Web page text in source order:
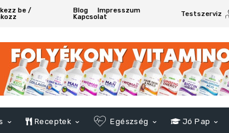
be /
Blog
Impresszum
Kapcsolat
Testszerviz
Receptek Egészség Jó Pap